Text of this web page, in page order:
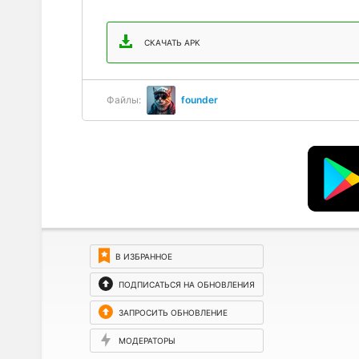
СКАЧАТЬ APK
Файлы: founder
В ИЗБРАННОЕ
ПОДПИСАТЬСЯ НА ОБНОВЛЕНИЯ
ЗАПРОСИТЬ ОБНОВЛЕНИЕ
МОДЕРАТОРЫ